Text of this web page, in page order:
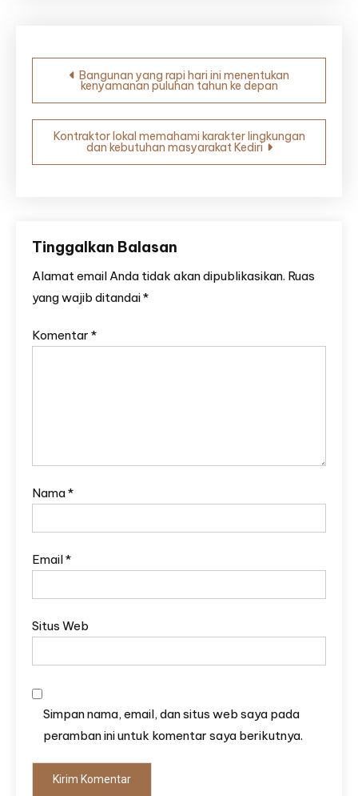
Navigasi
pos
Bangunan yang rapi hari ini menentukan
kenyamanan puluhan tahun ke depan
Kontraktor lokal memahami karakter lingkungan
dan kebutuhan masyarakat Kediri
Tinggalkan Balasan
Alamat email Anda tidak akan dipublikasikan. Ruas
yang wajib ditandai*
Komentar *
Nama*
Email*
Situs Web
Simpan nama, email, dan situs web saya pada
peramban ini untuk komentar saya berikutnya.